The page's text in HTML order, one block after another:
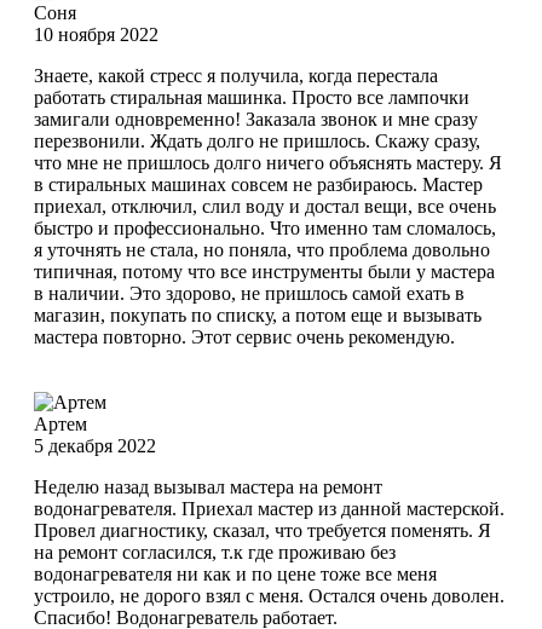
Соня
10 ноября 2022
Знаете, какой стресс я получила, когда перестала
работать стиральная машинка. Просто все лампочки
замигали одновременно! Заказала звонок и мне сразу
перезвонили. Ждать долго не пришлось. Скажу сразу,
что мне не пришлось долго ничего объяснять мастеру. Я
в стиральных машинах совсем не разбираюсь. Мастер
приехал, отключил, слил воду и достал вещи, все очень
быстро и профессионально. Что именно там сломалось,
я уточнять не стала, но поняла, что проблема довольно
типичная, потому что все инструменты были у мастера
в наличии. Это здорово, не пришлось самой ехать в
магазин, покупать по списку, а потом еще и вызывать
мастера повторно. Этот сервис очень рекомендую.
Артем
5 декабря 2022
Неделю назад вызывал мастера на ремонт
водонагревателя. Приехал мастер из данной мастерской.
Провел диагностику, сказал, что требуется поменять. Я
на ремонт согласился, т.к где проживаю без
водонагревателя ни как и по цене тоже все меня
устроило, не дорого взял с меня. Остался очень доволен.
Спасибо! Водонагреватель работает.